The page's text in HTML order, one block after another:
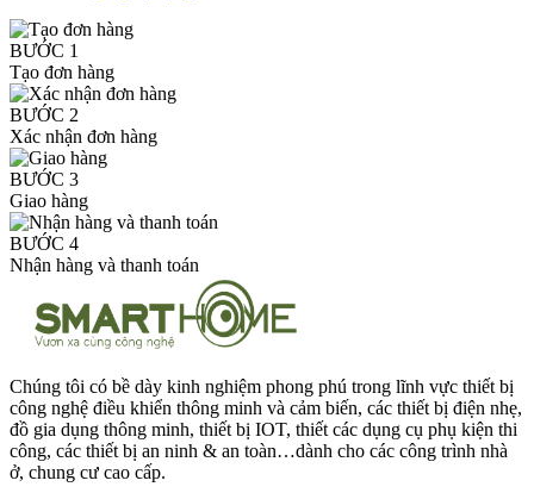
BƯỚC 1
Tạo đơn hàng
BƯỚC 2
Xác nhận đơn hàng
BƯỚC 3
Giao hàng
BƯỚC 4
Nhận hàng và thanh toán
Chúng tôi có bề dày kinh nghiệm phong phú trong lĩnh vực thiết bị
công nghệ điều khiển thông minh và cảm biến, các thiết bị điện nhẹ,
đồ gia dụng thông minh, thiết bị IOT, thiết các dụng cụ phụ kiện thi
công, các thiết bị an ninh & an toàn…dành cho các công trình nhà
ở, chung cư cao cấp.